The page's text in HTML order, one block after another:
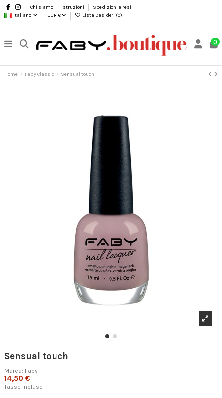
Chi siamo Istruzioni
Spedizioni e resi
Italiano
EUR € Lista Desideri (0)
0
Home Faby Classic Sensual touch
Sensual touch
Marca: Faby
14,50 €
Tasse incluse